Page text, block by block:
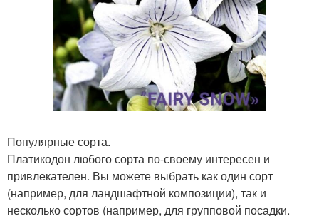
Популярные сорта.
Платикодон любого сорта по-своему интересен и
привлекателен. Вы можете выбрать как один сорт
(например, для ландшафтной композиции), так и
несколько сортов (например, для групповой посадки.